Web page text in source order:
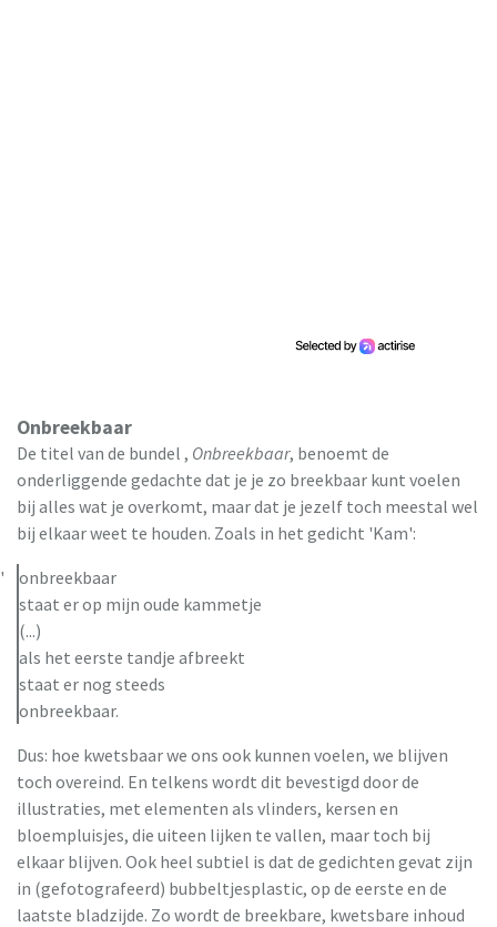
Onbreekbaar
De titel van de bundel , Onbreekbaar, benoemt de
onderliggende gedachte dat je je zo breekbaar kunt voelen
bij alles wat je overkomt, maar dat je jezelf toch meestal wel
bij elkaar weet te houden. Zoals in het gedicht 'Kam':
onbreekbaar
staat er op mijn oude kammetje
(...)
als het eerste tandje afbreekt
staat er nog steeds
onbreekbaar.
Dus: hoe kwetsbaar we ons ook kunnen voelen, we blijven
toch overeind. En telkens wordt dit bevestigd door de
illustraties, met elementen als vlinders, kersen en
bloempluisjes, die uiteen lijken te vallen, maar toch bij
elkaar blijven. Ook heel subtiel is dat de gedichten gevat zijn
in (gefotografeerd) bubbeltjesplastic, op de eerste en de
laatste bladzijde. Zo wordt de breekbare, kwetsbare inhoud